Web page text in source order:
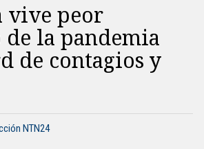
vive peor
la pandemia
de contagios y
NTN24